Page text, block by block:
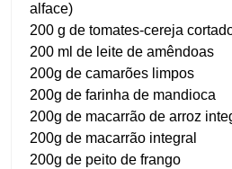
alface)
200 g de tomates-cereja
200 ml de leite de amêndoas
200g de camarões limpos
200g de farinha de mandioca
200g de macarrão de arroz
200g de macarrão integral
200g de peito de frango